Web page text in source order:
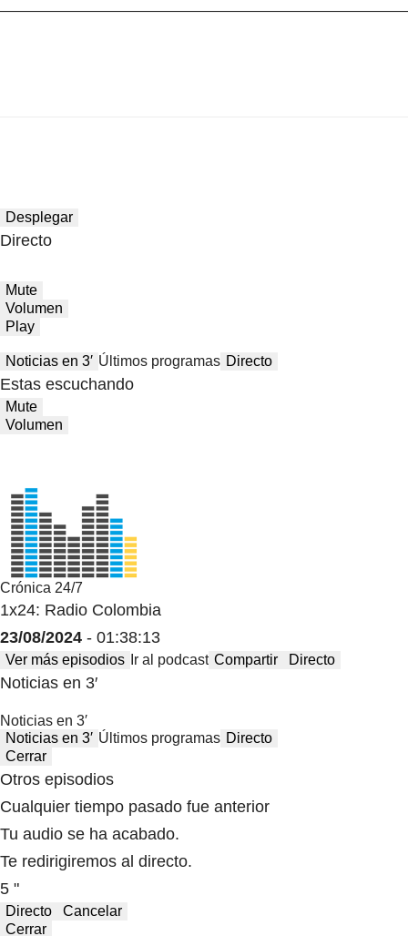
Desplegar
Directo
Mute
Volumen
Play
Noticias en 3′ Últimos programas Directo
Estas escuchando
Mute
Volumen
Crónica 24/7
1x24: Radio Colombia
23/08/2024 - 01:38:13
Ver más episodios Ir al podcast Compartir Directo
Noticias en 3′
Noticias en 3′
Noticias en 3′ Últimos programas Directo
Cerrar
Otros episodios
Cualquier tiempo pasado fue anterior
Tu audio se ha acabado.
Te redirigiremos al directo.
5 "
Directo
Cancelar
Cerrar